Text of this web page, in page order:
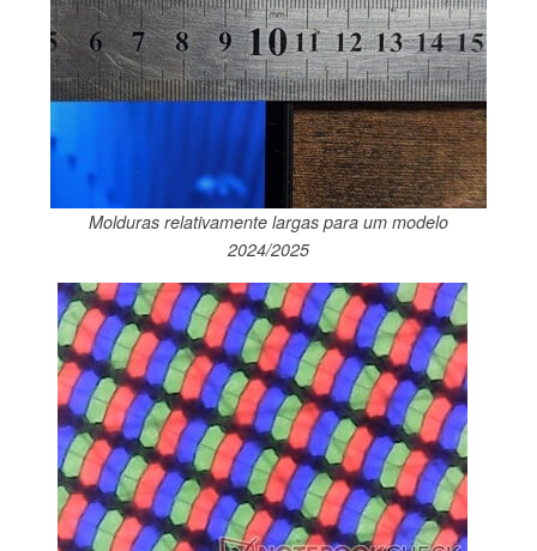
Molduras relativamente largas para um modelo
2024/2025